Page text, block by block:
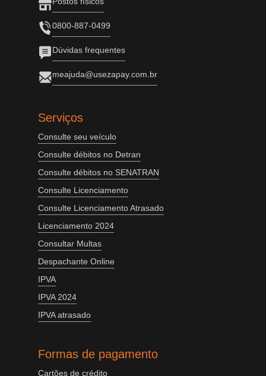
0800-887-0499
Dúvidas frequentes
meajuda@usezapay.com.br
Serviços
Consulte seu veículo
Consulte débitos no Detran
Consulte débitos no SENATRAN
Consulte Licenciamento
Consulte Licenciamento Atrasado
Licenciamento 2024
Consultar Multas
Despachante Online
IPVA
IPVA 2024
IPVA atrasado
Formas de pagamento
Cartões de crédito